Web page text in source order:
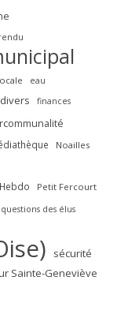
eau
finances
Noailles
Petit Fercourt
questions des élus
sécurité
Sainte-Geneviève